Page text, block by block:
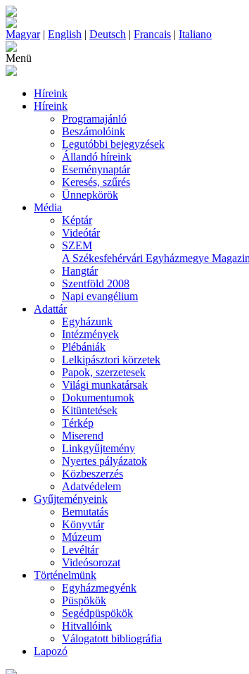
Magyar| English | Deutsch | Francais | Italiano
Menü
Híreink
Híreink
Programajánló
Beszámolóink
Legutóbbi bejegyzések
Állandó híreink
Eseménynaptár
Keresés, szűrés
Ünnepkörök
Média
Képtár
Videótár
SZEM
A Székesfehérvári Egyházmegye
Hangtár
Szentföld 2008
Napi evangélium
Adattár
Egyházunk
Intézmények
Plébániák
Lelkipásztori körzetek
Papok, szerzetesek
Világi munkatársak
Dokumentumok
Kitüntetések
Térkép
Miserend
Linkgyűjtemény
Nyertes pályázatok
Közbeszerzés
Adatvédelem
Gyűjteményeink
Bemutatás
Könyvtár
Múzeum
Levéltár
Videósorozat
Történelmünk
Egyházmegyénk
Püspökök
Segédpüspökök
Hitvallóink
Válogatott bibliográfia
Lapozó